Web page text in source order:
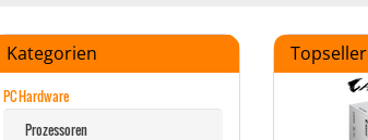
Kategorien
PC Hardware
Prozessoren
Topseller